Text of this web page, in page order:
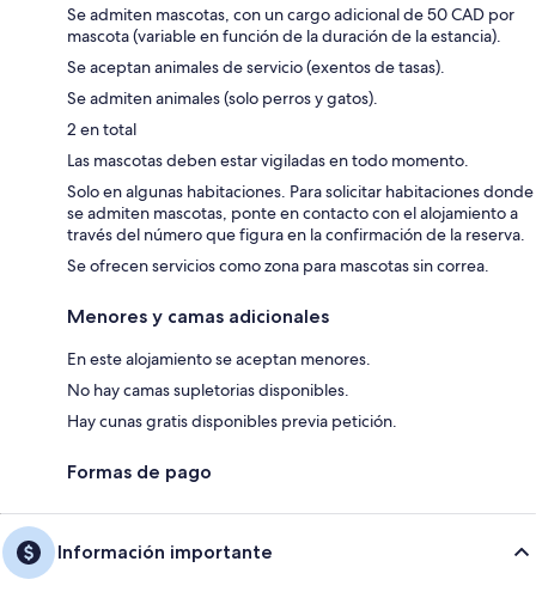
Se admiten mascotas, con un cargo adicional de 50 CAD por
mascota (variable en función de la duración de la estancia).
Se aceptan animales de servicio (exentos de tasas).
Se admiten animales (solo perros y gatos).
2 en total
Las mascotas deben estar vigiladas en todo momento.
Solo en algunas habitaciones. Para solicitar habitaciones donde
se admiten mascotas, ponte en contacto con el alojamiento a
través del número que figura en la confirmación de la reserva.
Se ofrecen servicios como zona para mascotas sin correa.
Menores y camas adicionales
En este alojamiento se aceptan menores.
No hay camas supletorias disponibles.
Hay cunas gratis disponibles previa petición.
Formas de pago
Información importante